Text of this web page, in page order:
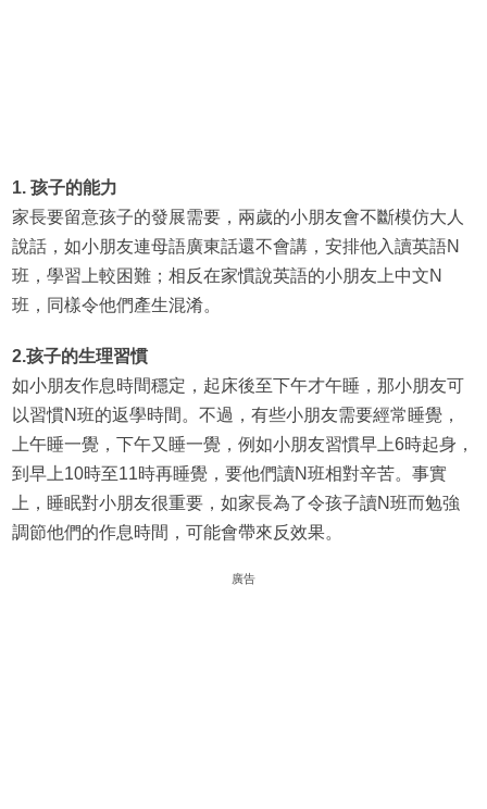
1. 孩子的能力
家長要留意孩子的發展需要，兩歲的小朋友會不斷模仿大人
說話，如小朋友連母語廣東話還不會講，安排他入讀英語N
班，學習上較困難；相反在家慣說英語的小朋友上中文N
班，同樣令他們產生混淆。
2.孩子的生理習慣
如小朋友作息時間穩定，起床後至下午才午睡，那小朋友可
以習慣N班的返學時間。不過，有些小朋友需要經常睡覺，
上午睡一覺，下午又睡一覺，例如小朋友習慣早上6時起身，
到早上10時至11時再睡覺，要他們讀N班相對辛苦。事實
上，睡眠對小朋友很重要，如家長為了令孩子讀N班而勉強
調節他們的作息時間，可能會帶來反效果。
廣告